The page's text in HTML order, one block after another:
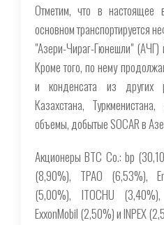
Отметим, что в настоящее
основном транспортируется
"Азери-Чираг-Гюнешли"
Кроме того, по нему
и конденсата из
Казахстана,
объемы, добытые SOCAR в
Акционеры BTC Co.: bp
(8,90%), TPAO (6,53%),
(5,00%), ITOCHU
ExxonMobil (2,50%) и INPEX